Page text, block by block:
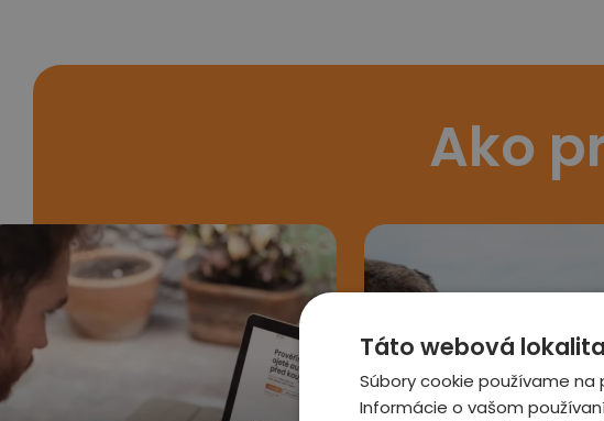
Ako
Táto webová
Súbory cookie používame
Informácie o vašom